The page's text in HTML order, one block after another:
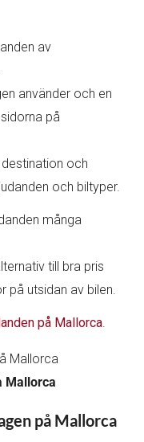
av
använder och en
på
och
och biltyper.
många
till bra pris
på utsidan av bilen.
på Mallorca
Mallorca
på Mallorca